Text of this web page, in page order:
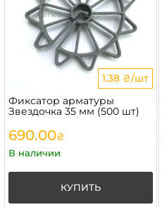
1.38 ₴/шт
Фиксатор арматуры
Звездочка 35 мм (500 шт)
690.00₴
В наличии
КУПИТЬ